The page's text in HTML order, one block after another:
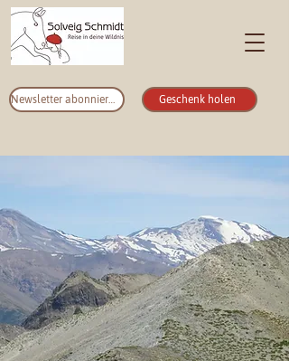
Newsletter abonnieren Geschenk holen